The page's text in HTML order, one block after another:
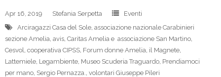
Apr 16, 2019 Stefania Serpetta
Eventi
Arciragazzi Casa del Sole associazione nazionale Carabinieri
sezione Amelia avis Caritas Amelia e associazione San Martino
Cesvol cooperativa CIPSS Forum donne Amelia il Magnete
Lattemiele Legambiente Museo Scuderia Traguardo Prendiamoci
per mano Sergio Pernazza. volontari Giuseppe Pileri